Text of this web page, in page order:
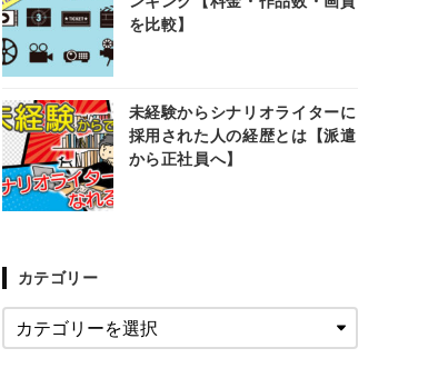
を比較】
未経験からシナリオライターに
採用された人の経歴とは【派遣
から正社員へ】
カテゴリー